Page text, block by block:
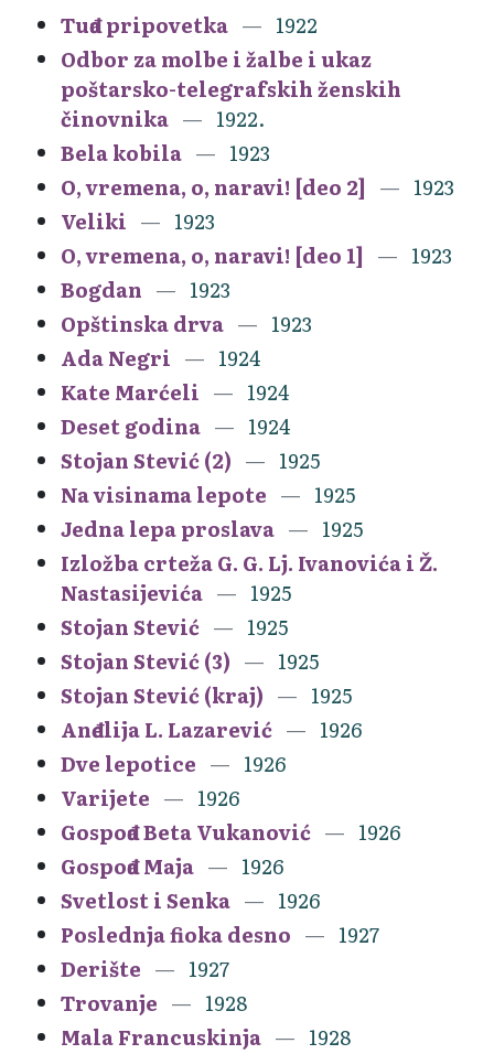
Tuđa pripovetka
1922
Odbor za molbe i žalbe i ukaz
poštarsko-telegrafskih ženskih
činovnika
1922.
Bela kobila
1923
O, vremena, o, naravi! [deo 2]
1923
Veliki
1923
O, vremena, o, naravi! [deo 1]
1923
Bogdan
1923
Opštinska drva
1923
Ada Negri
1924
Kate Marćeli
1924
Deset godina
1924
Stojan Stević (2)
1925
Na visinama lepote
1925
Jedna lepa proslava
1925
Izložba crteža G. G. Lj. Ivanovića i Ž.
Nastasijevića
1925
Stojan Stević
1925
Stojan Stević (3)
1925
Stojan Stević (kraj)
1925
Anđelija L. Lazarević
1926
Dve lepotice
1926
Varijete
1926
Gospođa Beta Vukanović
1926
Gospođa Maja
1926
Svetlost i Senka
1926
Poslednja fioka desno
1927
Derište
1927
Trovanje
1928
Mala Francuskinja
1928